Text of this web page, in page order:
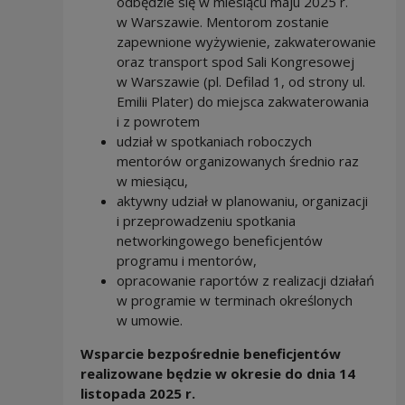
w Warszawie. Mentorom zostanie
zapewnione wyżywienie, zakwaterowanie
oraz transport spod Sali Kongresowej
w Warszawie (pl. Defilad 1, od strony ul.
Emilii Plater) do miejsca zakwaterowania
i z powrotem
udział w spotkaniach roboczych
mentorów organizowanych średnio raz
w miesiącu,
aktywny udział w planowaniu, organizacji
i przeprowadzeniu spotkania
networkingowego beneficjentów
programu i mentorów,
opracowanie raportów z realizacji działań
w programie w terminach określonych
w umowie.
Wsparcie bezpośrednie beneficjentów
realizowane będzie w okresie do dnia 14
listopada 2025 r.